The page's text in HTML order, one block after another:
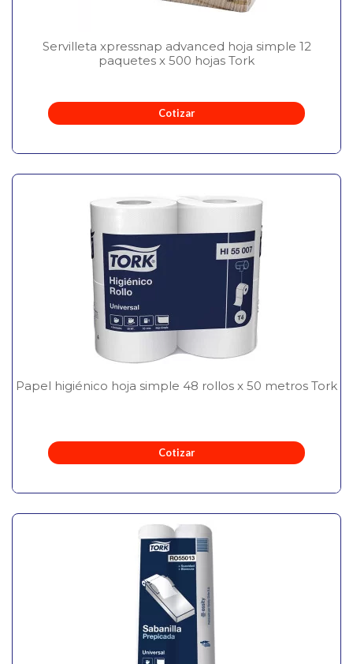
Servilleta xpressnap advanced hoja simple 12
paquetes x 500 hojas Tork
Cotizar
Papel higiénico hoja simple 48 rollos x 50 metros Tork
Cotizar